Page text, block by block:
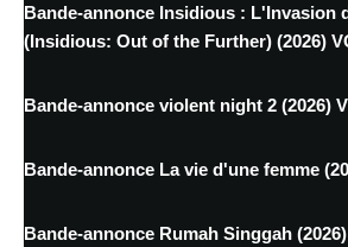
Bande-annonce Insidious : L'Invasion
(Insidious: Out of the Further) (2026)
Bande-annonce violent night 2 (2026)
Bande-annonce La vie d'une femme
Bande-annonce Rumah Singgah